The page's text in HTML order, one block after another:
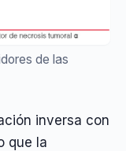
de las
inversa con
que la